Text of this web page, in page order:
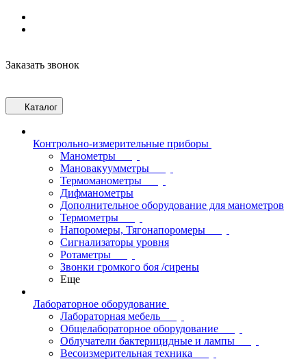
Заказать звонок
Каталог
Контрольно-измерительные приборы
Манометры
Мановакуумметры
Термоманометры
Дифманометры
Дополнительное оборудование для манометров
Термометры
Напоромеры, Тягонапоромеры
Сигнализаторы уровня
Ротаметры
Звонки громкого боя /сирены
Еще
Лабораторное оборудование
Лабораторная мебель
Общелабораторное оборудование
Облучатели бактерицидные и лампы
Весоизмерительная техника